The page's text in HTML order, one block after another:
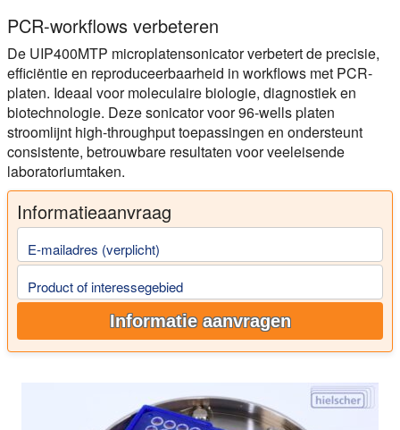
PCR-workflows verbeteren
De UIP400MTP microplatensonicator verbetert de precisie,
efficiëntie en reproduceerbaarheid in workflows met PCR-
platen. Ideaal voor moleculaire biologie, diagnostiek en
biotechnologie. Deze sonicator voor 96-wells platen
stroomlijnt high-throughput toepassingen en ondersteunt
consistente, betrouwbare resultaten voor veeleisende
laboratoriumtaken.
Informatieaanvraag
E-mailadres (verplicht)
Product of interessegebied
Informatie aanvragen